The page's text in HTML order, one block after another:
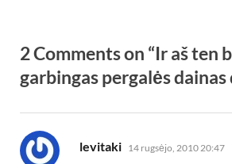
2 Comments on “Ir aš ten
garbingas pergalės dainas
levitaki parašė:
14 rugsėjo, 2010 20:47